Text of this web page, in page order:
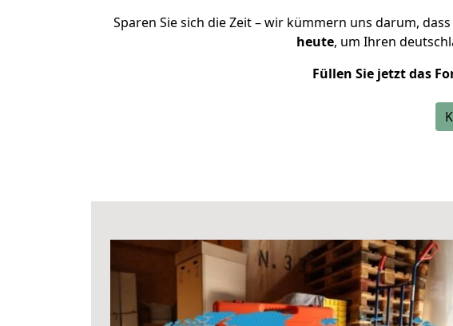
Sparen Sie sich die Zeit – wir kümmern uns darum,
heute, um Ihren
Füllen Sie jetzt das